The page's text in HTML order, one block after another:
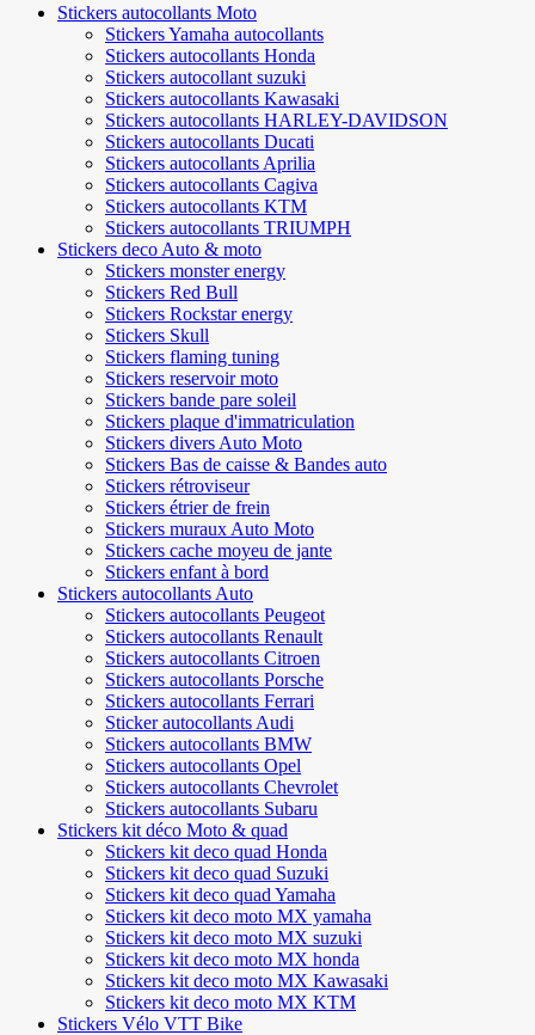
Stickers autocollants Moto
Stickers Yamaha autocollants
Stickers autocollants Honda
Stickers autocollant suzuki
Stickers autocollants Kawasaki
Stickers autocollants HARLEY-DAVIDSON
Stickers autocollants Ducati
Stickers autocollants Aprilia
Stickers autocollants Cagiva
Stickers autocollants KTM
Stickers autocollants TRIUMPH
Stickers deco Auto & moto
Stickers monster energy
Stickers Red Bull
Stickers Rockstar energy
Stickers Skull
Stickers flaming tuning
Stickers reservoir moto
Stickers bande pare soleil
Stickers plaque d'immatriculation
Stickers divers Auto Moto
Stickers Bas de caisse & Bandes auto
Stickers rétroviseur
Stickers étrier de frein
Stickers muraux Auto Moto
Stickers cache moyeu de jante
Stickers enfant à bord
Stickers autocollants Auto
Stickers autocollants Peugeot
Stickers autocollants Renault
Stickers autocollants Citroen
Stickers autocollants Porsche
Stickers autocollants Ferrari
Sticker autocollants Audi
Stickers autocollants BMW
Stickers autocollants Opel
Stickers autocollants Chevrolet
Stickers autocollants Subaru
Stickers kit déco Moto & quad
Stickers kit deco quad Honda
Stickers kit deco quad Suzuki
Stickers kit deco quad Yamaha
Stickers kit deco moto MX yamaha
Stickers kit deco moto MX suzuki
Stickers kit deco moto MX honda
Stickers kit deco moto MX Kawasaki
Stickers kit deco moto MX KTM
Stickers Vélo VTT Bike